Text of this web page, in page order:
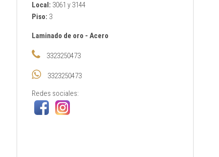
Local: 3061 y 3144
Piso: 3
Laminado de oro - Acero
3323250473
3323250473
Redes sociales: